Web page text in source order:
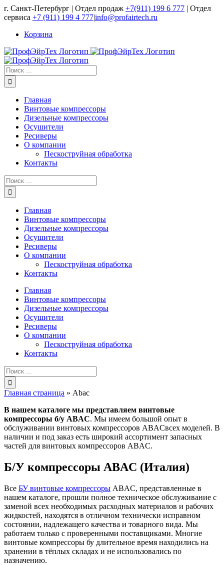
Skip
to
г. Санкт-Петербург | Отдел продаж +7(911) 199 6 777 | Отдел
сервиса +7 (911) 199 4 777|info@profairtech.ru
Корзина
Результат
поиска:
Главная
Винтовые компрессоры
Дизельные компрессоры
Осушители
Ресиверы
О компании
Пескоструйная обработка
Контакты
Результат
поиска:
Главная
Винтовые компрессоры
Дизельные компрессоры
Осушители
Ресиверы
О компании
Пескоструйная обработка
Контакты
Главная
Винтовые компрессоры
Дизельные компрессоры
Осушители
Ресиверы
О компании
Пескоструйная обработка
Контакты
Результат
поиска:
Главная страница » Abac
В нашем каталоге мы представляем винтовые
компрессоры б/у ABAC. Мы имеем большой опыт в
обслуживании винтовых компрессоров ABACвсех моделей. В
наличии и под заказ есть широкий ассортимент запасных
частей для винтовых компрессоров ABAC.
Б/У компрессоры ABAC (Италия)
Все БУ винтовые компрессоры ABAC, представленные в
нашем каталоге, прошли полное техническое обслуживание с
заменой всех необходимых расходных материалов и рабочих
жидкостей, находятся в отличном технически исправном
состоянии, надлежащего качества и товарного вида. Мы
работаем только с проверенными поставщиками. Многие
винтовые компрессоры бу длительное время находились на
хранении в тёплых складах и не использовались по
назначению.